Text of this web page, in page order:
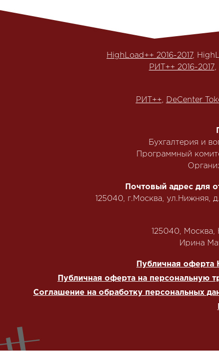
HighLoad++ 2016-2017,
РИТ++ 2016-2017,
РИТ++, DeCenter
Бухгалтерия и
Программный
Почтовый адрес для
125040, г.Москва, ул.Нижняя,
125040,
‭Ирина
Публичная оферта
Публичная оферта на персональную
Соглашение на обработку персональных